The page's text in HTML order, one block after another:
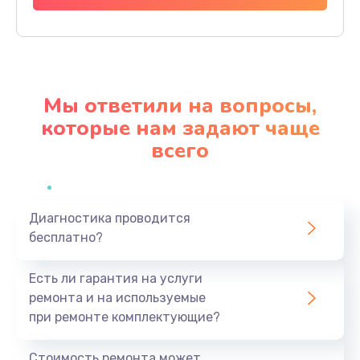
Заказать
Ремонт блока питания
Заказать
370 руб.
Мы ответили на вопросы,
которые нам задают чаще
всего
Диагностика проводится
бесплатно?
Есть ли гарантия на услуги
ремонта и на используемые
при ремонте комплектующие?